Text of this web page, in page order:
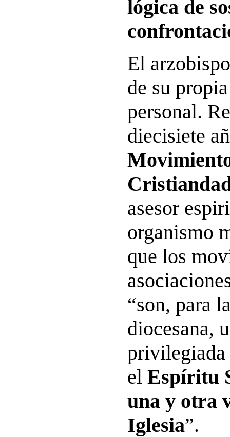
lógica de
El
de su
personal.
diecisiete
asesor
organismo
que los
“son, para
diocesana,
privilegiada
el Espíritu
una y otra
Iglesia”.